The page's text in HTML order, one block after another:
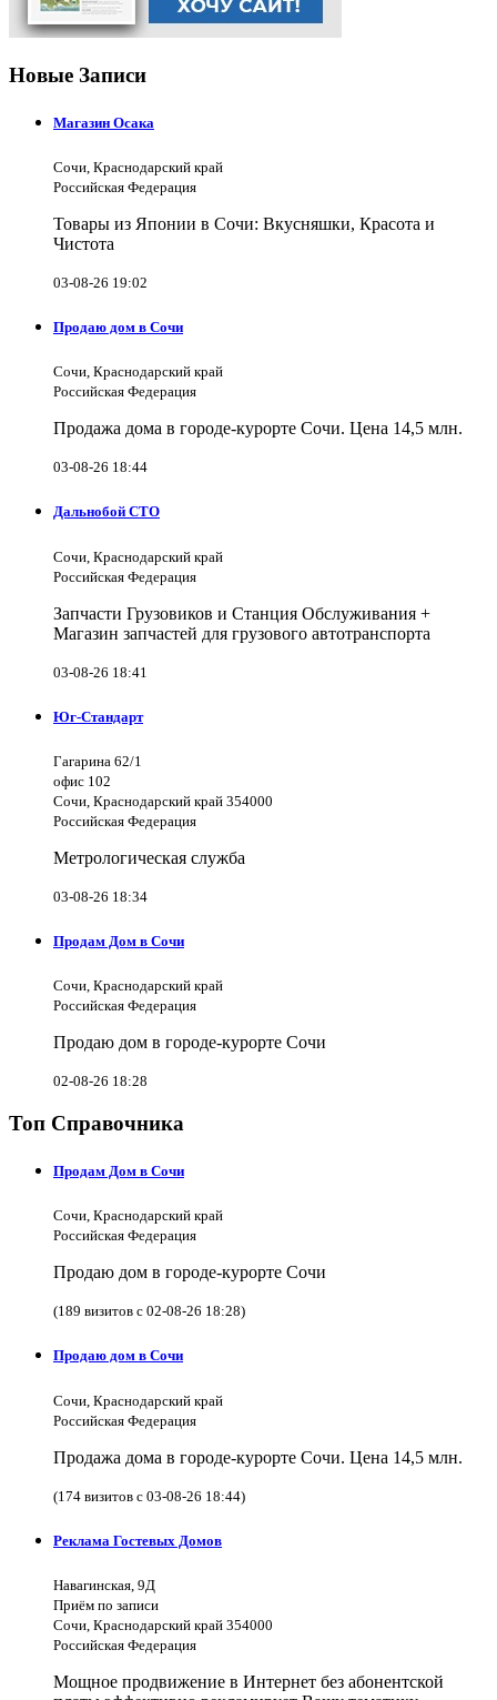
Новые Записи
Магазин Осака
Сочи, Краснодарский край
Российская Федерация
Товары из Японии в Сочи: Вкусняшки, Красота и
Чистота
03-08-26 19:02
Продаю дом в Сочи
Сочи, Краснодарский край
Российская Федерация
Продажа дома в городе-курорте Сочи. Цена 14,5 млн.
03-08-26 18:44
Дальнобой СТО
Сочи, Краснодарский край
Российская Федерация
Запчасти Грузовиков и Станция Обслуживания +
Магазин запчастей для грузового автотранспорта
03-08-26 18:41
Юг-Стандарт
Гагарина 62/1
офис 102
Сочи, Краснодарский край 354000
Российская Федерация
Метрологическая служба
03-08-26 18:34
Продам Дом в Сочи
Сочи, Краснодарский край
Российская Федерация
Продаю дом в городе-курорте Сочи
02-08-26 18:28
Топ Справочника
Продам Дом в Сочи
Сочи, Краснодарский край
Российская Федерация
Продаю дом в городе-курорте Сочи
(189 визитов с 02-08-26 18:28)
Продаю дом в Сочи
Сочи, Краснодарский край
Российская Федерация
Продажа дома в городе-курорте Сочи. Цена 14,5 млн.
(174 визитов с 03-08-26 18:44)
Реклама Гостевых Домов
Навагинская, 9Д
Приём по записи
Сочи, Краснодарский край 354000
Российская Федерация
Мощное продвижение в Интернет без абонентской